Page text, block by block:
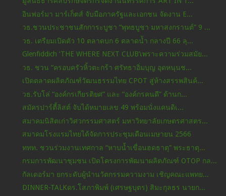
อินฟอร์มา มาร์เก็ตส์ จับมือภาครัฐและเอกชน จัดงาน E...
วธ.ชวนประชาชนสักการะบูชา “พุทธบูชา มหาสงกรานต์” 9 ...
วธ. เตรียมเปิดตัว 10 ตลาดบก 6 ตลาดน้ำ กลางปี 66 ลุ...
Glenfiddich ‘THE WHERE NEXT CLUB’เพราะความร่วมสมัย...
วธ. ชวน “ครอบครัวหิ้วตะกร้า ศรัทธาอิ่มบุญ อุดหนุนช...
เปิดตลาดผลิตภัณฑ์วัฒนธรรมไทย CPOT สู่ห้างสรรพสินค้...
วธ.รับโล่ “องค์กรเกียรติยศ” และ “องค์กรคนดี” ด้านก...
สมัครปาร์ตี้ลิสต์ จับได้หมายเลข 49 พร้อมนั่งแคนดิเ...
สมาคมนิสิตเก่าวิศวกรรมศาสตร์ มหาวิทยาลัยเกษตรศาสตร...
สมาคมโรงแรมไทยได้จัดการประชุมเดือนเมษายน 2566
ททท. ชวนร่วมงานเทศกาล “หาบน้ำเขื่อนฮดธาตุ” พระธาตุ...
กรมการพัฒนาชุมชน เปิดโครงการพัฒนาผลิตภัณฑ์ OTOP กล...
กัลเดอร์มา ยกระดับผู้นำนวัตกรรมความงาม เชิญคณะแพทย...
DINNER-TALKดร.โสภาพิมพ์ (เศรษฐบุตร) สิมะกุลธร นายก...